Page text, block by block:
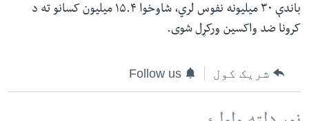
باندې ۳۰ میلیونه نفوس لري، شاوخوا ۱۵.۴ میلیون کسانو ته د
کرونا ضد واکسین ورکړل شوی.
شریک کول Follow us